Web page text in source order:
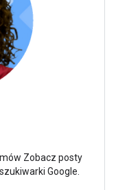
Zobacz posty
Google.